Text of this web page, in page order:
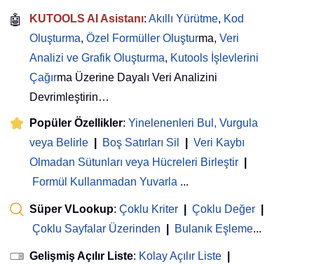
🤖 KUTOOLS AI Asistanı: Akıllı Yürütme, Kod
Oluşturma, Özel Formüller Oluşturma, Veri
Analizi ve Grafik Oluşturma, Kutools İşlevlerini
Çağırma Üzerine Dayalı Veri Analizini
Devrimleştirin…
Popüler Özellikler: Yinelenenleri Bul, Vurgula
veya Belirle
Boş Satırları Sil
Veri Kaybı
Olmadan Sütunları veya Hücreleri Birleştir
Formül Kullanmadan Yuvarla ...
Süper VLookup: Çoklu Kriter Çoklu Değer
Çoklu Sayfalar Üzerinden
Bulanık Eşleme...
Gelişmiş Açılır Liste: Kolay Açılır Liste